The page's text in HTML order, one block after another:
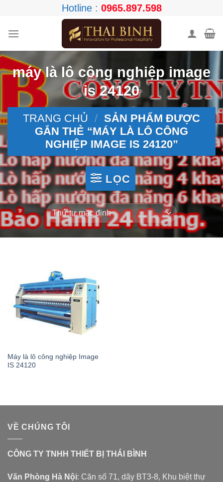
content
Hotline : 0965.897.598
máy là lô công nghiệp image
is 24120
TRANG CHỦ / SẢN PHẨM ĐƯỢC
GẮN THẺ “MÁY LÀ LÔ CÔNG
NGHIỆP IMAGE IS 24120”
LỌC
Máy là lô công nghiệp Image
IS 24120
VỀ CHÚNG TÔI
CÔNG TY TNHH THIẾT BỊ THÁI BÌNH
Văn Phòng Hà Nội: Căn số 71, dãy BT3-8, Khu biệt thự